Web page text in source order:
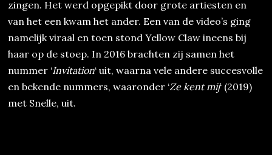
zingen. Het werd opgepikt door grote artiesten en
van het een kwam het ander. Een van de video’s ging
namelijk viraal en toen stond Yellow Claw ineens bij
haar op de stoep. In 2016 brachten zij samen het
nummer ‘Invitation‘ uit, waarna vele andere succesvolle
en bekende nummers, waaronder ‘Ze kent mij‘ (2019)
met Snelle, uit.